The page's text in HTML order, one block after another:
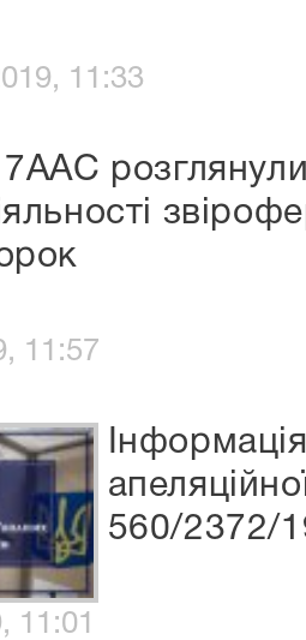
11:33
11:57
560/2372/
11:01